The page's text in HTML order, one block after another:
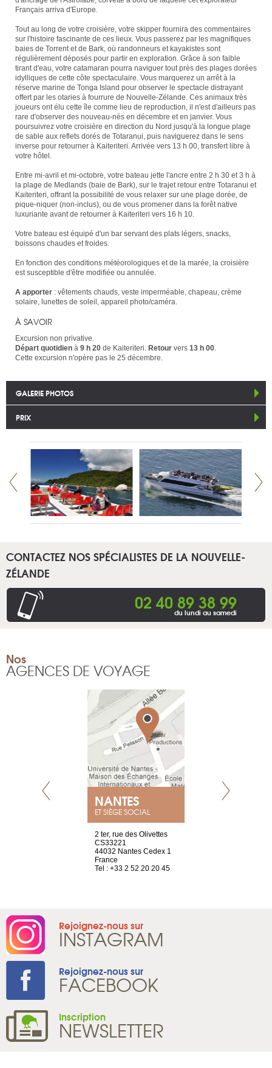
Français arriva d'Europe.
Tout au long de votre croisière, votre skipper fournira des commentaires
sur l'histoire fascinante de ces lieux. Vous passerez par les magnifiques
baies de Torrent et de Bark, où randonneurs et kayakistes sont
régulièrement déposés pour partir en exploration. Grâce à son faible
tirant d'eau, votre catamaran pourra naviguer tout près des plages dorées
idylliques de cette côte spectaculaire. Vous marquerez un arrêt à la
réserve marine de Tonga Island pour observer le spectacle distrayant
offert par les otaries à fourrure de Nouvelle-Zélande. Ces animaux très
joueurs ont élu cette île comme lieu de reproduction, il n'est d'ailleurs pas
rare d'observer des nouveau-nés en décembre et en janvier. Vous
poursuivrez votre croisière en direction du Nord jusqu'à la longue plage
de sable aux reflets dorés de Totaranui, puis naviguerez dans le sens
inverse pour retourner à Kaiteriteri. Arrivée vers 13 h 00, transfert libre à
votre hôtel.
Entre mi-avril et mi-octobre, votre bateau jette l'ancre entre 2 h 30 et 3 h à
la plage de Medlands (baie de Bark), sur le trajet retour entre Totaranui et
Kaiteriteri, offrant la possibilité de vous relaxer sur une plage dorée, de
pique-niquer (non-inclus), ou de vous promener dans la forêt native
luxuriante avant de retourner à Kaiteriteri vers 16 h 10.
Votre bateau est équipé d'un bar servant des plats légers, snacks,
boissons chaudes et froides.
En fonction des conditions météorologiques et de la marée, la croisière
est susceptible d'être modifiée ou annulée.
A apporter : vêtements chauds, veste imperméable, chapeau, crème
solaire, lunettes de soleil, appareil photo/caméra.
À SAVOIR
Excursion non privative.
Départ quotidien à 9 h 20 de Kaiteriteri. Retour vers 13 h 00
Cette excursion n'opère pas le 25 décembre.
GALERIE PHOTOS
PRIX
CONTACTEZ NOS SPÉCIALISTES DE LA NOUVELLE-
ZÉLANDE
02 40 89 38 99
du lundi au samedi
Nos
AGENCES DE VOYAGE
NANTES
ET SIÈGE SOCIAL
2 ter, rue des Olivettes
CS33221
44032 Nantes Cedex 1
France
Tel : +33 2 52 20 20 45
Rejoignez-nous sur
INSTAGRAM
Rejoignez-nous sur
FACEBOOK
Inscription
NEWSLETTER